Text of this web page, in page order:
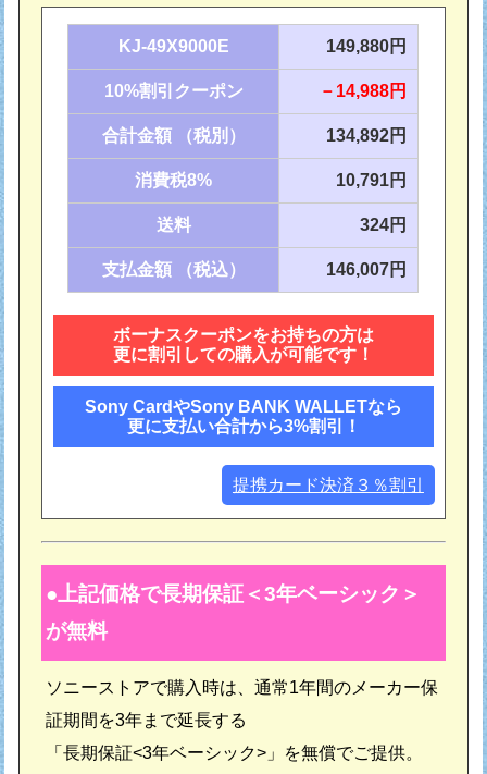
KJ-49X9000E 149,880円
10%割引クーポン －14,988円
合計金額 （税別） 134,892円
消費税8% 10,791円
送料 324円
支払金額 （税込） 146,007円
ボーナスクーポンをお持ちの方は
更に割引しての購入が可能です！
Sony CardやSony BANK WALLETなら
更に支払い合計から3%割引！
提携カード決済３％割引
上記価格で長期保証＜3年ベーシック＞
が無料
ソニーストアで購入時は、通常1年間のメーカー保
証期間を3年まで延長する
「長期保証<3年ベーシック>」を無償でご提供。